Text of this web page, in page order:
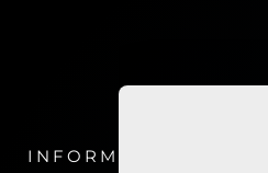
INFORMACIÓN
Nuestro
al cliente